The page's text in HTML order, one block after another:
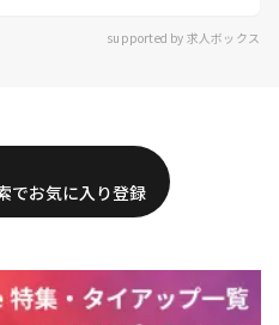
supported by 求人ボックス
でお気に入り登録